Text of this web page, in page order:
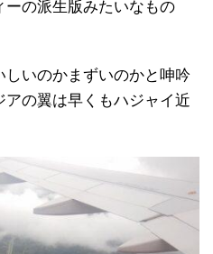
ーの派生版みたいなもの
いのかまずいのかと呻吟
アの翼は早くもハジャイ近